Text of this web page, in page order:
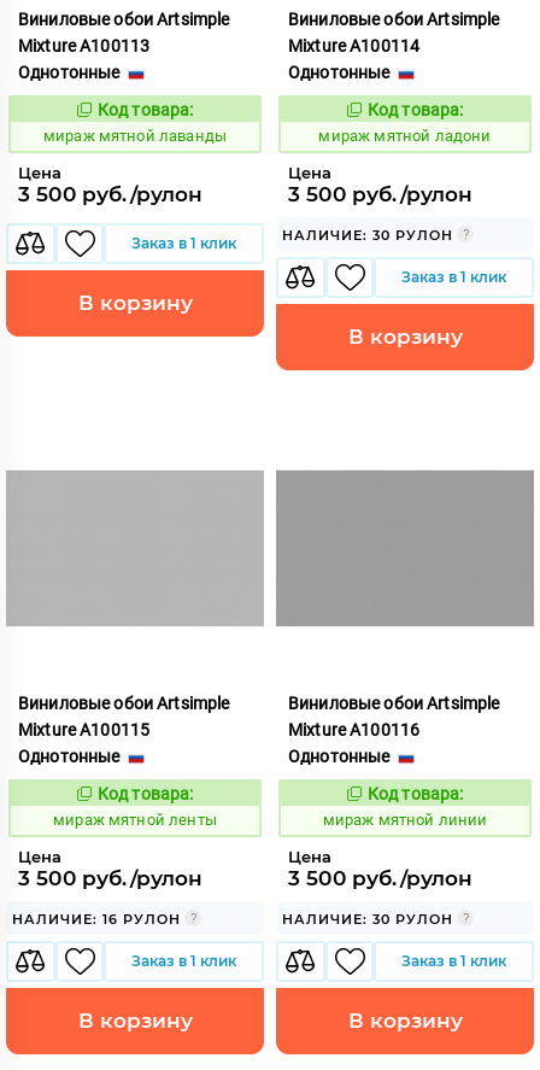
Виниловые обои Artsimple
Mixture A100113
Однотонные
992166
Код товара:
мираж мятной лаванды
Цена
3 500 руб./рулон
Заказ в 1 клик
В корзину
Виниловые обои Artsimple
Mixture A100114
Однотонные
992167
Код товара:
мираж мятной ладони
Цена
3 500 руб./рулон
НАЛИЧИЕ: 30 РУЛОН
Заказ в 1 клик
В корзину
Виниловые обои Artsimple
Mixture A100115
Однотонные
992168
Код товара:
мираж мятной ленты
Цена
3 500 руб./рулон
НАЛИЧИЕ: 16 РУЛОН
Заказ в 1 клик
В корзину
Виниловые обои Artsimple
Mixture A100116
Однотонные
992169
Код товара:
мираж мятной линии
Цена
3 500 руб./рулон
НАЛИЧИЕ: 30 РУЛОН
Заказ в 1 клик
В корзину